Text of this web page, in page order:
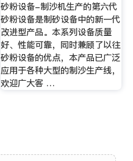
砂粉设备-制沙机生产的第六代
砂粉设备是制砂设备中的新一代
改进型产品。本系列设备质量
好、性能可靠，同时兼顾了以往
砂粉设备的优点，本产品已广泛
应用于各种大型的制沙生产线，
欢迎广大客 …